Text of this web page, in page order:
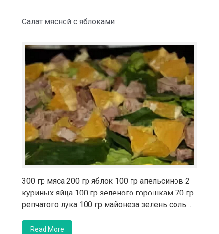
Салат мясной с яблоками
300 гр мяса 200 гр яблок 100 гр апельсинов 2
куриных яйца 100 гр зеленого горошкам 70 гр
репчатого лука 100 гр майонеза зелень соль…
Read More